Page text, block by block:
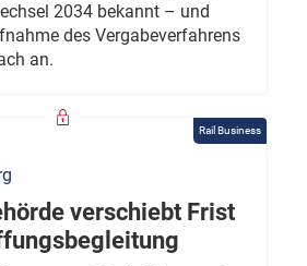
2034 bekannt – und
des Vergabeverfahrens
an.
Rail Business
verschiebt Frist